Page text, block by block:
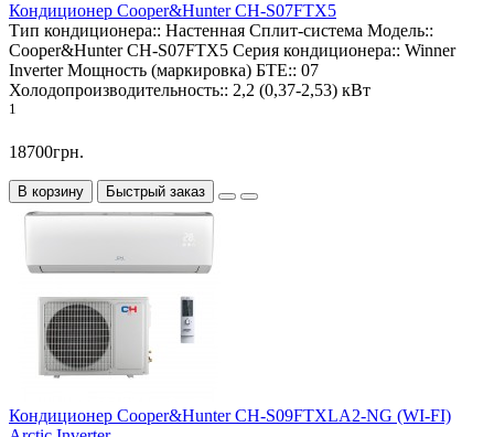
Кондиционер Cooper&Hunter CH-S07FTX5
Тип кондиционера:: Настенная Сплит-система Модель::
Cooper&Hunter CH-S07FTX5 Серия кондиционера:: Winner
Inverter Мощность (маркировка) БТЕ:: 07
Холодопроизводительность:: 2,2 (0,37-2,53) кВт
1
18700грн.
В корзину Быстрый заказ
Кондиционер Cooper&Hunter CH-S09FTXLA2-NG (WI-FI)